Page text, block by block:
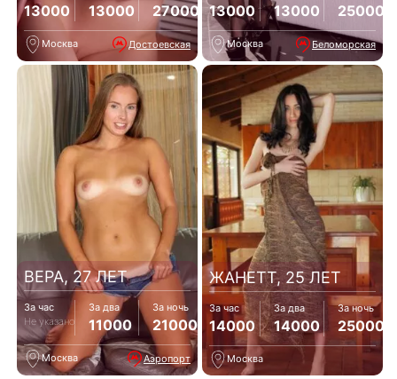
13000 13000 27000
Москва Достоевская
13000 13000 25000
Москва Беломорская
ВЕРА, 27 ЛЕТ
За час
Не указано
За два
11000
За ночь
21000
Москва Аэропорт
ЖАНЕТТ, 25 ЛЕТ
За час
14000
За два
14000
За ночь
25000
Москва